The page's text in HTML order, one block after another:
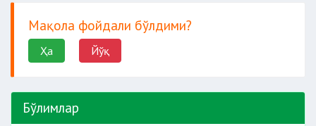
Мақола фойдали бўлдими?
Ҳа Йўқ
Бўлимлар